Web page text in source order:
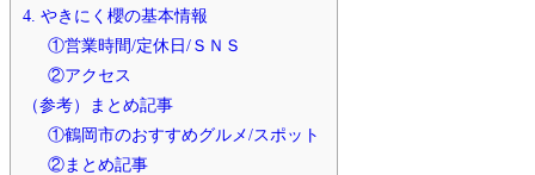
4. やきにく櫻の基本情報
①営業時間/定休日/ＳＮＳ
②アクセス
（参考）まとめ記事
①鶴岡市のおすすめグルメ/スポット
②まとめ記事